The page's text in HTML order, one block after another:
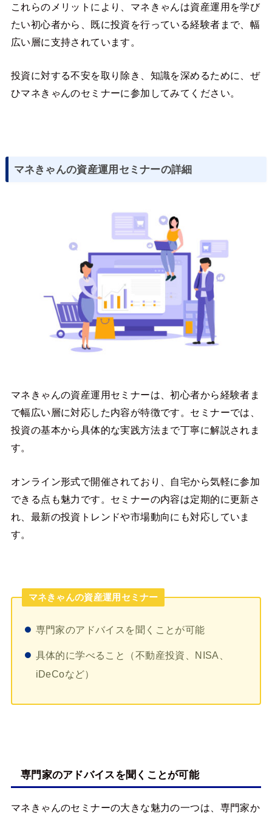
これらのメリットにより、マネきゃんは資産運用を学び
たい初心者から、既に投資を行っている経験者まで、幅
広い層に支持されています。
投資に対する不安を取り除き、知識を深めるために、ぜ
ひマネきゃんのセミナーに参加してみてください。
マネきゃんの資産運用セミナーの詳細
マネきゃんの資産運用セミナーは、初心者から経験者ま
で幅広い層に対応した内容が特徴です。セミナーでは、
投資の基本から具体的な実践方法まで丁寧に解説されま
す。
オンライン形式で開催されており、自宅から気軽に参加
できる点も魅力です。セミナーの内容は定期的に更新さ
れ、最新の投資トレンドや市場動向にも対応していま
す。
マネきゃんの資産運用セミナー
専門家のアドバイスを聞くことが可能
具体的に学べること（不動産投資、NISA、
iDeCoなど）
専門家のアドバイスを聞くことが可能
マネきゃんのセミナーの大きな魅力の一つは、専門家か